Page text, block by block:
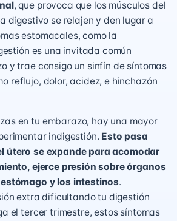
, que provoca que los músculos del
digestivo se relajen y den lugar a
estomacales, como la
es una invitada común
y trae consigo un sinfín de síntomas
reflujo, dolor, acidez, e hinchazón
en tu embarazo, hay una mayor
indigestión. Esto pasa
útero se expande para acomodar
ejerce presión sobre órganos
y los intestinos.
extra dificultando tu digestión
el tercer trimestre, estos síntomas